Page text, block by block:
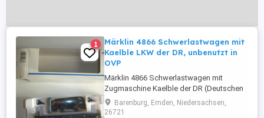
1
Märklin 4866 Schwerlastwagen mit
Kaelble LKW der DR, unbenutzt in
OVP
Märklin 4866 Schwerlastwagen mit
Zugmaschine Kaelble der DR (Deutschen
Reichsbahn). Der Wagen ist unbenutzt in
Originalverpackung. Siehe auch Bild /
Barenburg, Emden, Niedersachsen,
26721